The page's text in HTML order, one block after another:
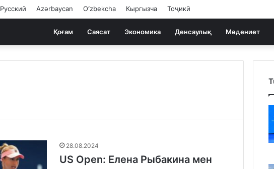
Русский Azərbaycan Oʻzbekcha Кыргызча Тоҷикӣ
Қоғам Саясат Экономика Денсаулық Мәдениет
28.08.2024
US Open: Елена Рыбакина мен